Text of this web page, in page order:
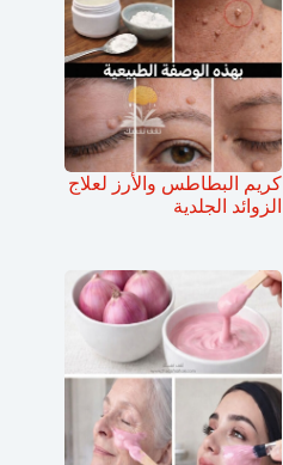
كريم البطاطس والأرز لعلاج
الزوائد الجلدية